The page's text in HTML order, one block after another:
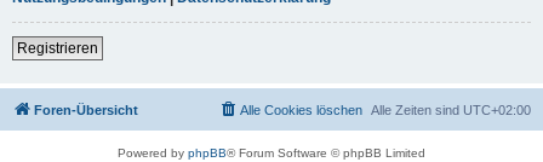
Registrieren
Foren-Übersicht Alle Zeiten sind UTC+02:00
Alle Cookies löschen
Powered by phpBB® Forum Software © phpBB Limited